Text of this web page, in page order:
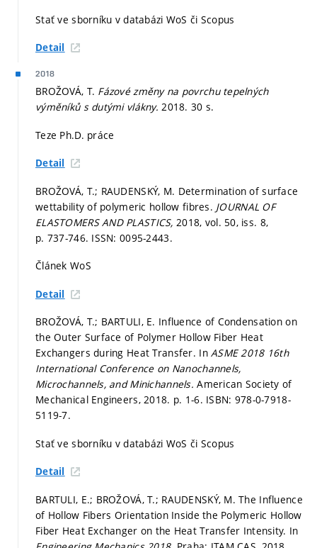
Stať ve sborníku v databázi WoS či Scopus
Detail
2018
BROŽOVÁ, T. Fázové změny na povrchu tepelných
výměníků s dutými vlákny.2018. 30 s.
Teze Ph.D. práce
Detail
BROŽOVÁ, T.; RAUDENSKÝ, M. Determination of surface
wettability of polymeric hollow fibres. JOURNAL OF
ELASTOMERS AND PLASTICS, 2018, vol. 50, iss. 8,
p. 737-746. ISSN: 0095-2443.
Článek WoS
Detail
BROŽOVÁ, T.; BARTULI, E. Influence of Condensation on
the Outer Surface of Polymer Hollow Fiber Heat
Exchangers during Heat Transfer. InASME 2018 16th
International Conference on Nanochannels,
Microchannels, and Minichannels.American Society of
Mechanical Engineers, 2018. p. 1-6. ISBN: 978-0-7918-
5119-7.
Stať ve sborníku v databázi WoS či Scopus
Detail
BARTULI, E.; BROŽOVÁ, T.; RAUDENSKÝ, M. The Influence
of Hollow Fibers Orientation Inside the Polymeric Hollow
Fiber Heat Exchanger on the Heat Transfer Intensity. In